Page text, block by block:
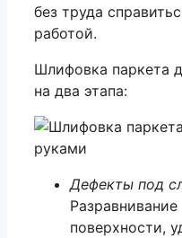
без труда
работой.
Шлифовка паркета
на два этапа:
Дефекты под
Разравнивание
поверхности,